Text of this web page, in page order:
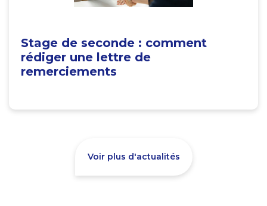
Stage de seconde : comment
rédiger une lettre de
remerciements
Voir plus d'actualités